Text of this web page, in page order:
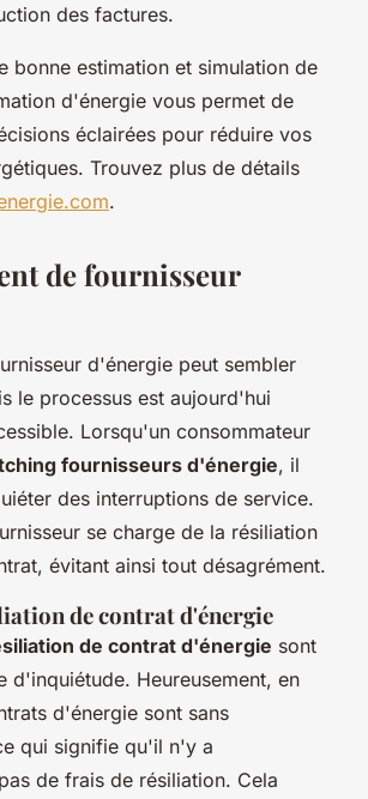
des factures.
bonne estimation et simulation de
d'énergie vous permet de
éclairées pour réduire vos
Trouvez plus de détails
.
de fournisseur
d'énergie peut sembler
le processus est aujourd'hui
Lorsqu'un consommateur
fournisseurs d'énergie, il
des interruptions de service.
se charge de la résiliation
évitant ainsi tout désagrément.
de contrat d'énergie
de contrat d'énergie sont
d'inquiétude. Heureusement, en
d'énergie sont sans
qui signifie qu'il n'y a
de frais de résiliation. Cela